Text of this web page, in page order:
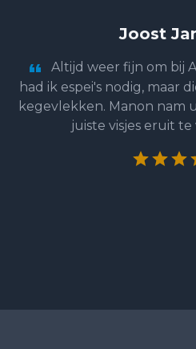
Joost
Altijd weer fijn om bij
had ik espei's nodig, maar
kegevlekken. Manon nam
juiste visjes eruit te